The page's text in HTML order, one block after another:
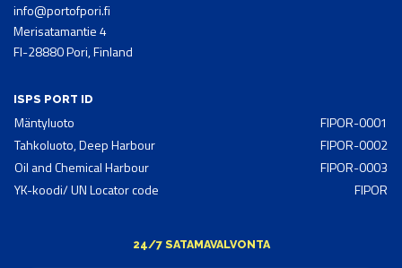
info@portofpori.fi
Merisatamantie 4
FI-28880 Pori, Finland
ISPS PORT ID
Mäntyluoto
FIPOR-0001
Tahkoluoto, Deep Harbour
FIPOR-0002
Oil and Chemical Harbour
FIPOR-0003
YK-koodi/ UN Locator code
FIPOR
24/7 SATAMAVALVONTA